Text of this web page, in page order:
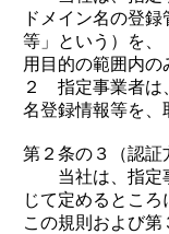
ドメイン名の登
等」という）を
用目的の範囲内の
２　指定事業者
名登録情報等を、
第２条の３（認証
当社は、指定事
じて定めるとこ
この規則および